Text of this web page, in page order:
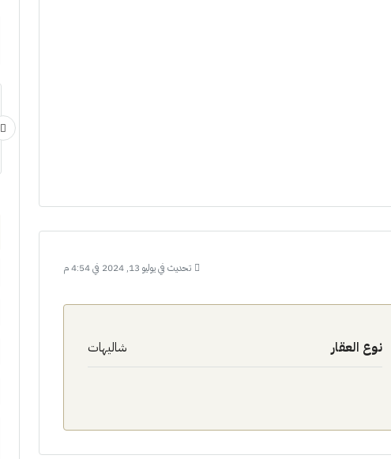
تحديث في يوليو 13, 2024 في 4:54 م
نوع العقار شاليهات